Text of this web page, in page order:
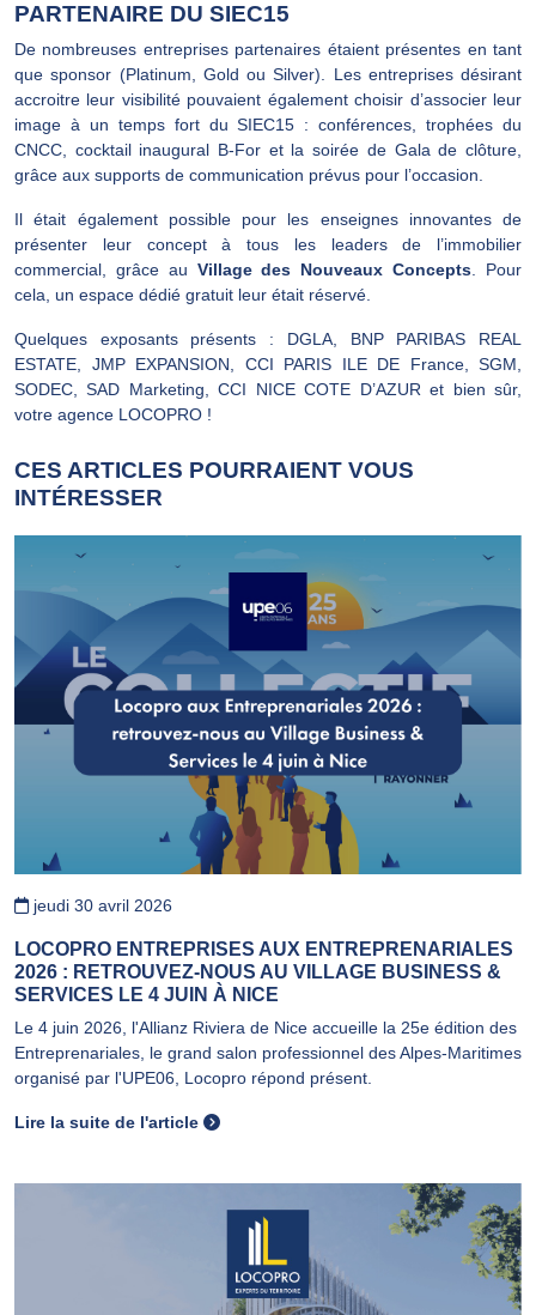
PARTENAIRE DU SIEC15
De nombreuses entreprises partenaires étaient présentes en tant
que sponsor (Platinum, Gold ou Silver). Les entreprises désirant
accroitre leur visibilité pouvaient également choisir d’associer leur
image à un temps fort du SIEC15 : conférences, trophées du
CNCC, cocktail inaugural B-For et la soirée de Gala de clôture,
grâce aux supports de communication prévus pour l’occasion.
Il était également possible pour les enseignes innovantes de
présenter leur concept à tous les leaders de l’immobilier
commercial, grâce au Village des Nouveaux Concepts . Pour
cela, un espace dédié gratuit leur était réservé.
Quelques exposants présents : DGLA, BNP PARIBAS REAL
ESTATE, JMP EXPANSION, CCI PARIS ILE DE France, SGM,
SODEC, SAD Marketing, CCI NICE COTE D’AZUR et bien sûr,
votre agence LOCOPRO !
CES ARTICLES POURRAIENT VOUS
INTÉRESSER
jeudi 30 avril 2026
LOCOPRO ENTREPRISES AUX ENTREPRENARIALES
2026 : RETROUVEZ-NOUS AU VILLAGE BUSINESS &
SERVICES LE 4 JUIN À NICE
Le 4 juin 2026, l'Allianz Riviera de Nice accueille la 25e édition des
Entreprenariales, le grand salon professionnel des Alpes-Maritimes
organisé par l'UPE06, Locopro répond présent.
Lire la suite de l'article